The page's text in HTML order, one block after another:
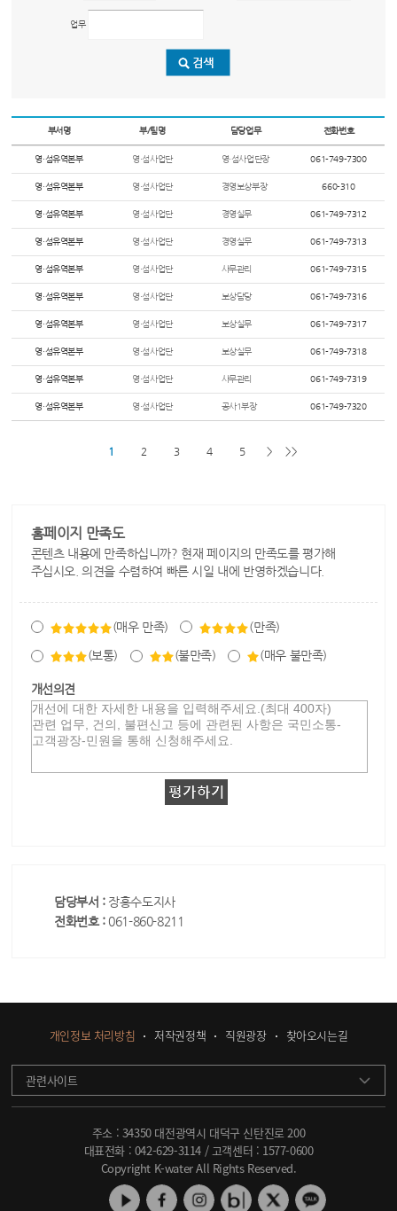
업무
부서명 부/팀명 담당업무 전화번호
영·섬유역본부 영·섬사업단 영·섬사업단장 061-749-7300
영·섬유역본부 영·섬사업단 경영보상부장 660-310
영·섬유역본부 영·섬사업단 경영실무 061-749-7312
영·섬유역본부 영·섬사업단 경영실무 061-749-7313
영·섬유역본부 영·섬사업단 사무관리 061-749-7315
영·섬유역본부 영·섬사업단 보상담당 061-749-7316
영·섬유역본부 영·섬사업단 보상실무 061-749-7317
영·섬유역본부 영·섬사업단 보상실무 061-749-7318
영·섬유역본부 영·섬사업단 사무관리 061-749-7319
영·섬유역본부 영·섬사업단 공사1부장 061-749-7320
1 2 3 4 5 > >>
홈페이지 만족도
콘텐츠 내용에 만족하십니까? 현재 페이지의 만족도를 평가해
주십시오. 의견을 수렴하여 빠른 시일 내에 반영하겠습니다.
(매우 만족) (만족)
(보통) (불만족) (매우 불만족)
개선의견
담당부서 : 장흥수도지사
전화번호 : 061-860-8211
개인정보 처리방침 저작권정책 직원광장 찾아오시는길
관련사이트
주소 : 34350 대전광역시 대덕구 신탄진로 200
대표전화 : 042-629-3114 / 고객센터 : 1577-0600
Copyright K-water All Rights Reserved.